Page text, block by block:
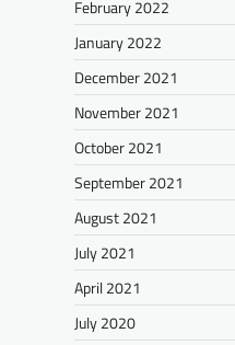
February 2022
January 2022
December 2021
November 2021
October 2021
September 2021
August 2021
July 2021
April 2021
July 2020